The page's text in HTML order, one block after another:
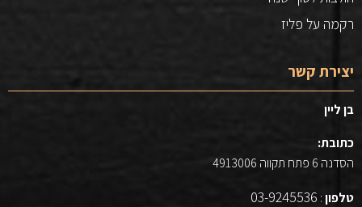
רקמה על פליז
יצירת קשר
בן ליין
כתובת:
הסדנה 6 פתח תקווה 4913006
טלפון:
03-9245536